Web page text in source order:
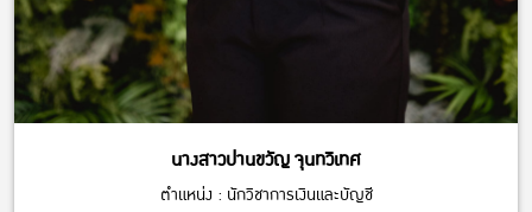
นางสาวปานขวัญ จุนทวิเทศ
ตำแหน่ง : นักวิชาการเงินและบัญชี